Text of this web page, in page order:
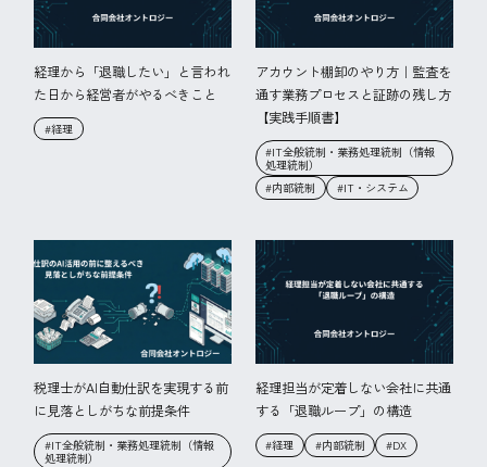
経理から「退職したい」と言われ
た日から経営者がやるべきこと
#経理
アカウント棚卸のやり方｜監査を
通す業務プロセスと証跡の残し方
【実践手順書】
#IT全般統制・業務処理統制（情報
処理統制）
#内部統制
#IT・システム
税理士がAI自動仕訳を実現する前
に見落としがちな前提条件
#IT全般統制・業務処理統制（情報
処理統制）
経理担当が定着しない会社に共通
する「退職ループ」の構造
#経理 #内部統制 #DX